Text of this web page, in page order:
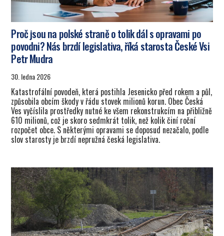
Proč jsou na polské straně o tolik dál s opravami po
povodni? Nás brzdí legislativa, říká starosta České Vsi
Petr Mudra
30. ledna 2026
Katastrofální povodeň, která postihla Jesenicko před rokem a půl,
způsobila obcím škody v řádu stovek milionů korun. Obec Česká
Ves vyčíslila prostředky nutné ke všem rekonstrukcím na přibližně
610 milionů, což je skoro sedmkrát tolik, než kolik činí roční
rozpočet obce. S některými opravami se doposud nezačalo, podle
slov starosty je brzdí nepružná česká legislativa.